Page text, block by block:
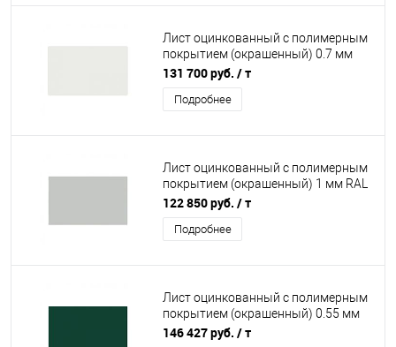
Лист оцинкованный с полимерным
покрытием (окрашенный) 0.7 мм
RAL 9003
131 700 руб. / т
Подробнее
Лист оцинкованный с полимерным
покрытием (окрашенный) 1 мм RAL
7035
122 850 руб. / т
Подробнее
Лист оцинкованный с полимерным
покрытием (окрашенный) 0.55 мм
RAL 6005
146 427 руб. / т